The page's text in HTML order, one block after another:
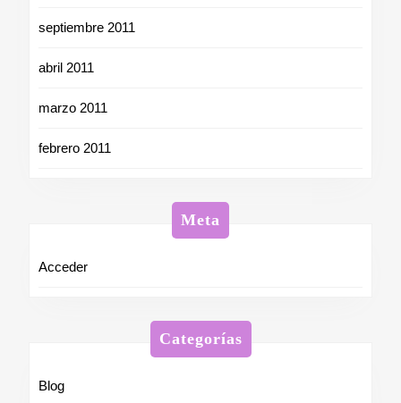
septiembre 2011
abril 2011
marzo 2011
febrero 2011
Meta
Acceder
Categorías
Blog